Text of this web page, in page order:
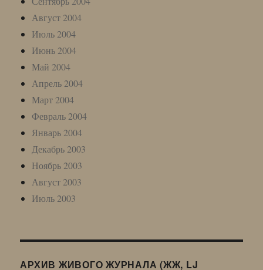
Август 2004
Июль 2004
Июнь 2004
Май 2004
Апрель 2004
Март 2004
Февраль 2004
Январь 2004
Декабрь 2003
Ноябрь 2003
Август 2003
Июль 2003
АРХИВ ЖИВОГО ЖУРНАЛА (ЖЖ, LJ